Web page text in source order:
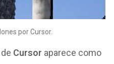
por Cursor.
Cursor aparece como